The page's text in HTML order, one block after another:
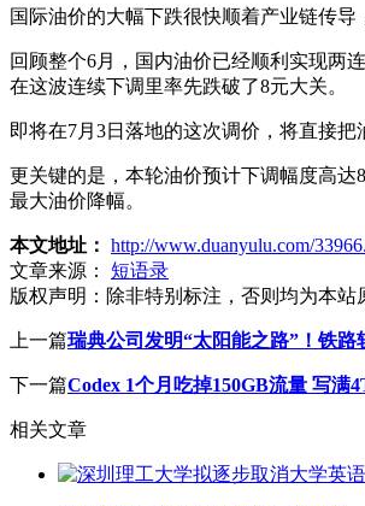
国际油价的大幅下跌很快顺着产业链传
回顾整个6月，国内油价已经顺利实现两
在这波连续下调里率先跌破了8元大关。
即将在7月3日落地的这次调价，将直接
更关键的是，本轮油价预计下调幅度高达
最大油价降幅。
本文地址： http://www.duanyulu.com/
文章来源：
短语录
版权声明： 除非特别标注，否则均为本站
上一篇瑞典公司发明“太阳能之路”！铁
下一篇Codex 1个月吃掉150GB流量 写满
相关文章